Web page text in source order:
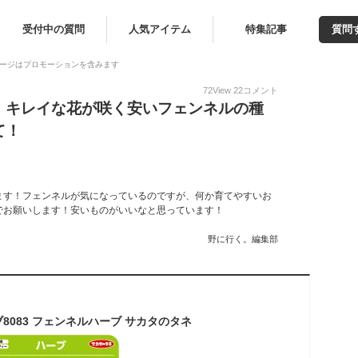
受付中の質問 人気アイテム 特集記事 質問
ジはプロモーションを含みます
72View 22コメント
レイな花が咲く安いフェンネルの種
！フェンネルが気になっているのですが、何か育てやすいお
願いします！安いものがいいなと思っています！
野に行く。編集部
フェンネルハーブ サカタのタネ